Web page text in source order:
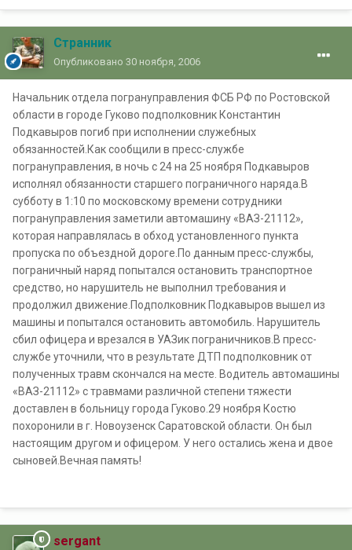
Странник
Опубликовано 30 ноября, 2006
Начальник отдела погрануправления ФСБ РФ по Ростовской
области в городе Гуково подполковник Константин
Подкавыров погиб при исполнении служебных
обязанностей.Как сообщили в пресс-службе
погрануправления, в ночь с 24 на 25 ноября Подкавыров
исполнял обязанности старшего пограничного наряда.В
субботу в 1:10 по московскому времени сотрудники
погрануправления заметили автомашину «ВАЗ-21112»,
которая направлялась в обход установленного пункта
пропуска по объездной дороге.По данным пресс-службы,
пограничный наряд попытался остановить транспортное
средство, но нарушитель не выполнил требования и
продолжил движение.Подполковник Подкавыров вышел из
машины и попытался остановить автомобиль. Нарушитель
сбил офицера и врезался в УАЗик пограничников.В пресс-
службе уточнили, что в результате ДТП подполковник от
полученных травм скончался на месте. Водитель автомашины
«ВАЗ-21112» с травмами различной степени тяжести
доставлен в больницу города Гуково.29 ноября Костю
похоронили в г. Новоузенск Саратовской области. Он был
настоящим другом и офицером. У него остались жена и двое
сыновей.Вечная память!
sergant